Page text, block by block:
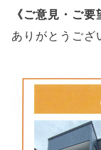
《ご意見・ご要
ありがとうござ